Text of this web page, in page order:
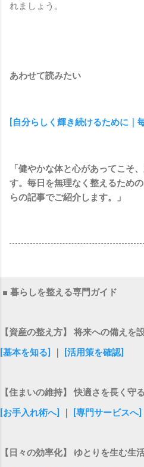
れましょう。
あわせて読みたい
[自分らしく輝き続けるために｜
「健やかな体と心があってこそ
す。毎日を無理なく整えるため
らの記事でご紹介します。」
■ 暮らしを整える専門ガイド
【資産の整え方】 将来への備えを
[基本を知る]
[活用策を確認]
【住まいの維持】 快適さを長く守る
[お手入れ術へ]
[専門サービスへ]
【日々の効率化】 ゆとりを生む生